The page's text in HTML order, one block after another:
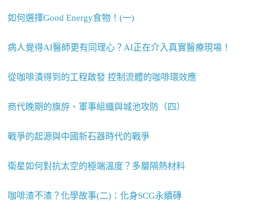
如何選擇Good Energy食物！(一)
病人覺得AI醫師更有同理心？AI正在介入真實醫療現場！
從咖啡漬得到的工程啟發 控制流體的咖啡環效應
商代晚期的旗斿、軍事組織與城池攻防（四）
戰爭的起源與中國新石器時代的戰爭
衛星如何對抗太空的極端溫度？多層隔熱材料
咖啡渣不渣？化學故事(二)：化身SCG永續磚